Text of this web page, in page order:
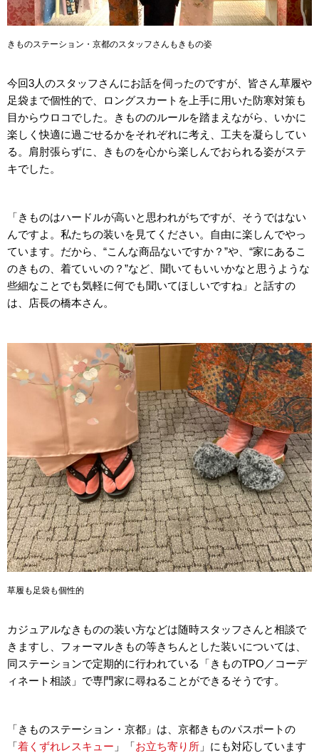
きものステーション・京都のスタッフさんもきもの姿
今回3人のスタッフさんにお話を伺ったのですが、皆さん草履や
足袋まで個性的で、ロングスカートを上手に用いた防寒対策も
目からウロコでした。きもののルールを踏まえながら、いかに
楽しく快適に過ごせるかをそれぞれに考え、工夫を凝らしてい
る。肩肘張らずに、きものを心から楽しんでおられる姿がステ
キでした。
「きものはハードルが高いと思われがちですが、そうではない
んですよ。私たちの装いを見てください。自由に楽しんでやっ
ています。だから、“こんな商品ないですか？”や、“家にあるこ
のきもの、着ていいの？”など、聞いてもいいかなと思うような
些細なことでも気軽に何でも聞いてほしいですね」と話すの
は、店長の橋本さん。
草履も足袋も個性的
カジュアルなきものの装い方などは随時スタッフさんと相談で
きますし、フォーマルきもの等きちんとした装いについては、
同ステーションで定期的に行われている「きものTPO／コーデ
ィネート相談」で専門家に尋ねることができるそうです。
「きものステーション・京都」は、京都きものパスポートの
「着くずれレスキュー 」「お立ち寄り所 」にも対応しています